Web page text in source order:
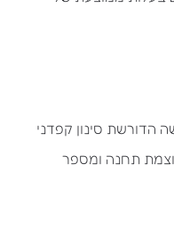
הדורשת סינון קפדני
תחנה ומספר